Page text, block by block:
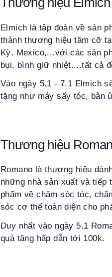
Elmich là tập đoàn về sản
thành thương hiệu tầm cỡ
Kỳ, Mexico,...với các sản
bụi, bình giữ nhiệt....tất cả
Vào ngày 5.1 - 7.1 Elmich
tặng như máy sấy tóc, bàn
Thương hiệu
Romano là thương hiệu
những nhà sản xuất và tiếp
phẩm về chăm sóc tóc,
sóc cơ thể toàn diện cho
Duy nhất vào ngày 5.1
quà tặng hấp dẫn tới 100k.